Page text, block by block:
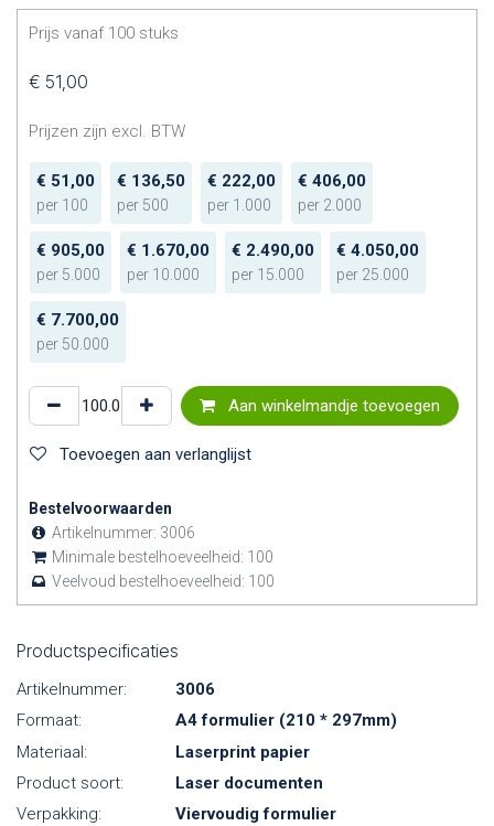
Prijs vanaf 100 stuks
€ 51,00
Prijzen zijn excl. BTW
€ 51,00
per 100
€ 136,50
per 500
€ 222,00
per 1.000
€ 406,00
per 2.000
€ 905,00
per 5.000
€ 1.670,00
per 10.000
€ 2.490,00
per 15.000
€ 4.050,00
per 25.000
€ 7.700,00
per 50.000
Aan winkelmandje toevoegen
Toevoegen aan verlanglijst
Bestelvoorwaarden
Artikelnummer: 3006
Minimale bestelhoeveelheid: 100
Veelvoud bestelhoeveelheid: 100
Productspecificaties
Artikelnummer:
3006
Formaat:
A4 formulier (210 * 297mm)
Materiaal:
Laserprint papier
Product soort:
Laser documenten
Verpakking:
Viervoudig formulier